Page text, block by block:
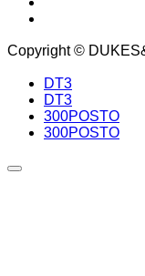
Copyright ©
DT3
DT3
300POSTO
300POSTO